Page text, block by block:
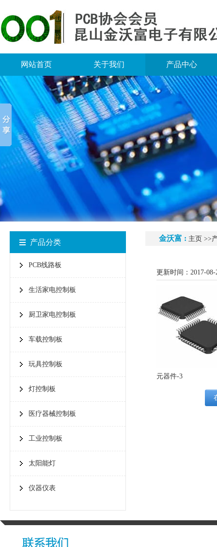
网站首页 关于我们 产品中心
产品分类
PCB线路板
生活家电控制板
厨卫家电控制板
车载控制板
玩具控制板
灯控制板
医疗器械控制板
工业控制板
太阳能灯
仪器仪表
金沃富 : 主页 >>
更新时间：2017-08-
元器件-3